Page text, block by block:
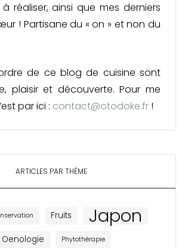
réaliser, ainsi que mes derniers
! Partisane du « on » et non du
de ce blog de cuisine sont
plaisir et découverte. Pour me
par ici : contact@otodoke.fr !
ARTICLES PAR THÈME
Fruits Japon
Oenologie Phytothérapie